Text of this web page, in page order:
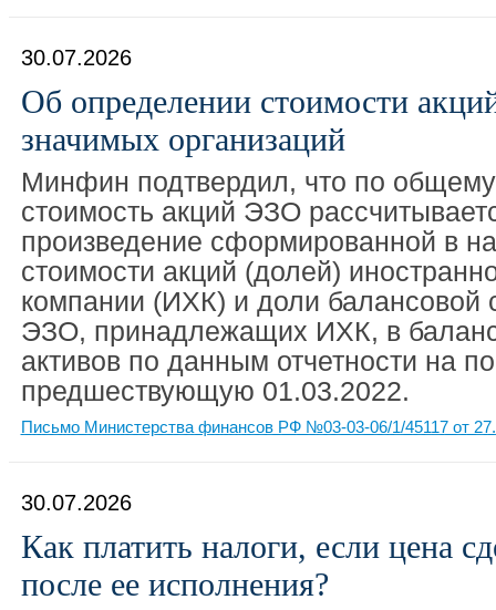
30.07.2026
Об определении стоимости
значимых организаций
Минфин подтвердил, что по
стоимость акций ЭЗО
произведение сформированной в
стоимости акций (долей)
компании (ИХК) и доли балансовой
ЭЗО, принадлежащих ИХК, в
активов по данным отчетности на
предшествующую 01.03.2022.
Письмо Министерства финансов РФ №03-03-06/1/45117 от
30.07.2026
Как платить налоги, если цена
после ее исполнения?